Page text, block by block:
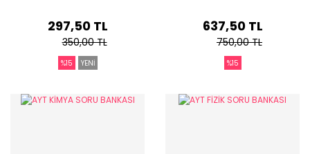
297,50 TL
350,00 TL
%15 YENİ
637,50 TL
750,00 TL
%15